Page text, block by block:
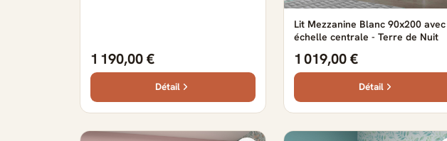
1 190,00 €
Détail
Lit Mezzanine Blanc 90x200 avec
échelle centrale - Terre de Nuit
1 019,00 €
Détail